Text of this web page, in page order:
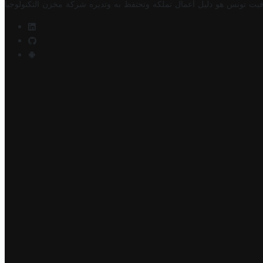
تونس هو دليل أعمال تملكه وتحتفظ به وتديره شركة مخزن التكنولوجيا